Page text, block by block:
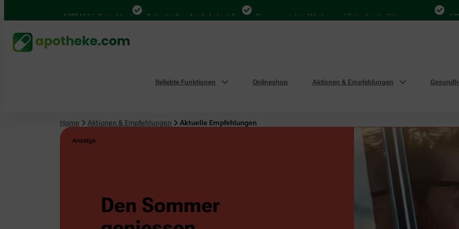
4.000 Mal in Deutschland Online bei Ihrer Apotheke bestellen Bequem zwischen Abholung und Botendienst wählen 4.000 Mal
Beliebte Funktionen Onlineshop Aktionen & Empfehlungen
Home Aktionen & Empfehlungen Aktuelle Empfehlungen